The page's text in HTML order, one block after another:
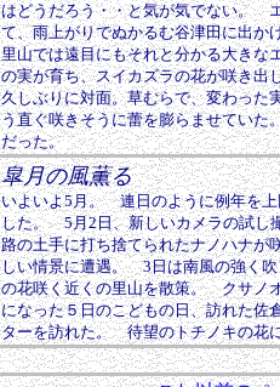
はどうだろう・・と気が気でない。
て、雨上がりでぬかるむ谷津田に出か
里山では遠目にもそれと分かる大き
の実が育ち、スイカズラの花が咲き
久しぶりに対面。草むらで、変わっ
う直ぐ咲きそうに蕾を膨らませてい
だった。
皐月の風薫る
いよいよ5月。 連日のように例年を上
した。 5月2日、新しいカメラの試し
路の土手に打ち捨てられたナノハナが
しい情景に遭遇。 3日は南風の強く
の花咲く近くの里山を散策。 クサノ
になった５日のこどもの日、訪れた
ターを訪れた。 待望のトチノキの花